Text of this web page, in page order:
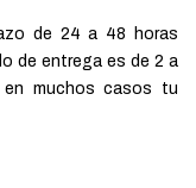
de 24 a 48 horas
de entrega es de 2 a
muchos casos tu